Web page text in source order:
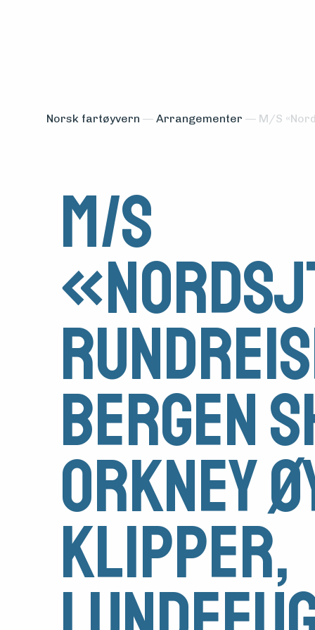
Medlemsfartøy
Søk
Norsk fartøyvern — Arrangementer — M/S
M/S
Bergen
Orkney
Klipper,